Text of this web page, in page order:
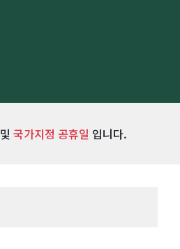
및국가지정 공휴일 입니다.